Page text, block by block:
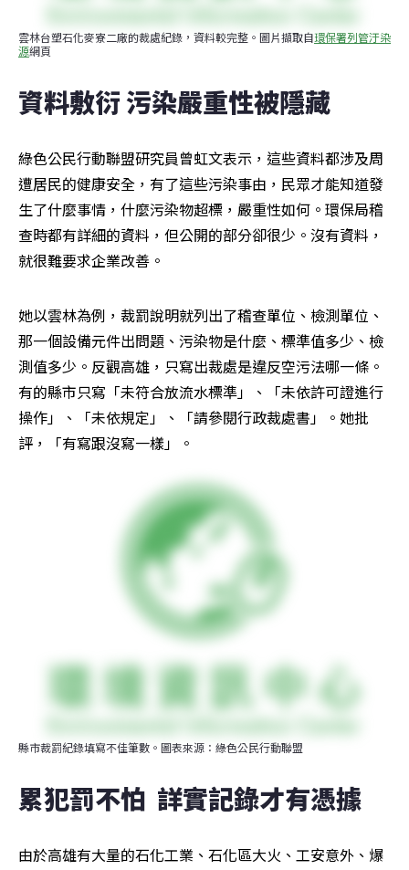
雲林台塑石化麥寮二廠的裁處紀錄，資料較完整。圖片擷取自環保署列管汙染
源網頁
資料敷衍 污染嚴重性被隱藏
綠色公民行動聯盟研究員曾虹文表示，這些資料都涉及周
遭居民的健康安全，有了這些污染事由，民眾才能知道發
生了什麼事情，什麼污染物超標，嚴重性如何。環保局稽
查時都有詳細的資料，但公開的部分卻很少。沒有資料，
就很難要求企業改善。
她以雲林為例，裁罰說明就列出了稽查單位、檢測單位、
那一個設備元件出問題、污染物是什麼、標準值多少、檢
測值多少。反觀高雄，只寫出裁處是違反空污法哪一條。
有的縣市只寫「未符合放流水標準」、「未依許可證進行
操作」、「未依規定」、「請參閱行政裁處書」。她批
評，「有寫跟沒寫一樣」。
縣市裁罰紀錄填寫不佳筆數。圖表來源：綠色公民行動聯盟
累犯罰不怕  詳實記錄才有憑據
由於高雄有大量的石化工業、石化區大火、工安意外、爆